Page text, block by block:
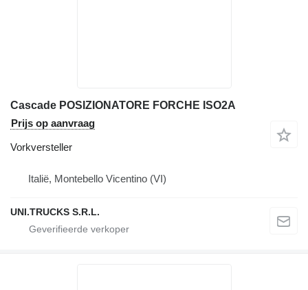
Cascade POSIZIONATORE FORCHE ISO2A
Prijs op aanvraag
Vorkversteller
Italië, Montebello Vicentino (VI)
UNI.TRUCKS S.R.L.